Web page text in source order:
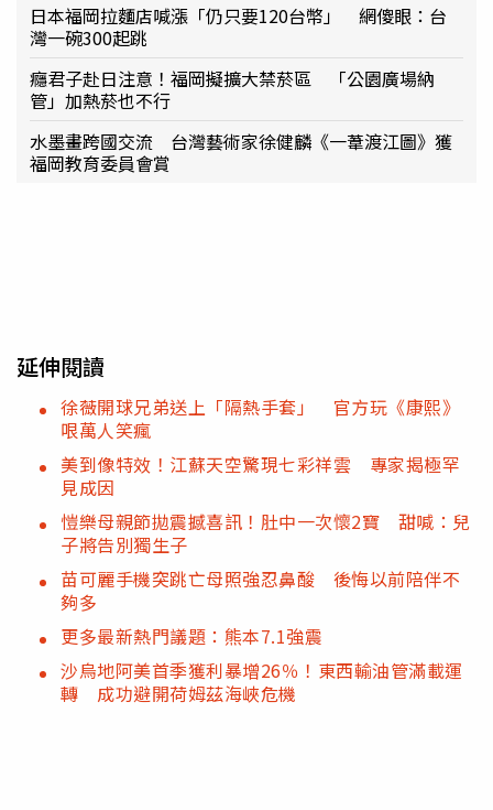
日本福岡拉麵店喊漲「仍只要120台幣」 網傻眼：台
灣一碗300起跳
癮君子赴日注意！福岡擬擴大禁菸區 「公園廣場納
管」加熱菸也不行
水墨畫跨國交流 台灣藝術家徐健麟《一葦渡江圖》獲
福岡教育委員會賞
延伸閱讀
徐薇開球兄弟送上「隔熱手套」 官方玩《康熙》
哏萬人笑瘋
美到像特效！江蘇天空驚現七彩祥雲 專家揭極罕
見成因
愷樂母親節拋震撼喜訊！肚中一次懷2寶 甜喊：兒
子將告別獨生子
苗可麗手機突跳亡母照強忍鼻酸 後悔以前陪伴不
夠多
更多最新熱門議題：熊本7.1強震
沙烏地阿美首季獲利暴增26％！東西輸油管滿載運
轉 成功避開荷姆茲海峽危機